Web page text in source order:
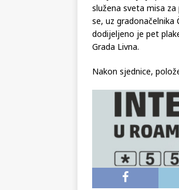
služena sveta misa
se, uz gradonačelnika
dodijeljeno je pet
Grada Livna.
Nakon sjednice,